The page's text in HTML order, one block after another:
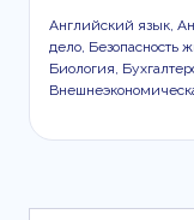
Английский язык,
дело, Безопасность
Биология,